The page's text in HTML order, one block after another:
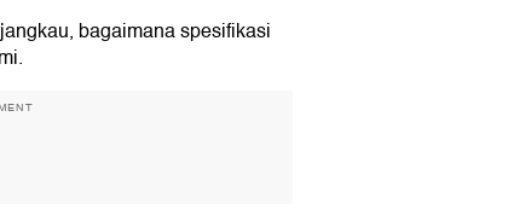
bagaimana spesifikasi